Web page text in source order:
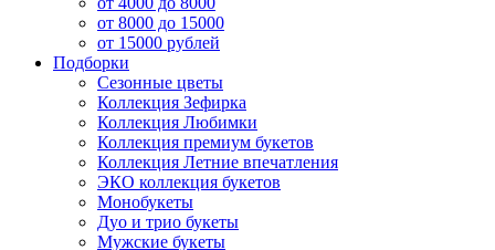
от 8000 до 15000
от 15000 рублей
Подборки
Сезонные цветы
Коллекция Зефирка
Коллекция Любимки
Коллекция премиум букетов
Коллекция Летние впечатления
ЭКО коллекция букетов
Монобукеты
Дуо и трио букеты
Мужские букеты